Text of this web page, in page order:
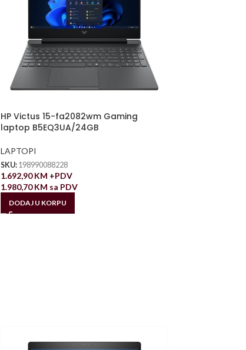
HP Victus 15-fa2082wm Gaming
laptop B5EQ3UA/24GB
LAPTOPI
SKU: 198990088228
1.692,90KM +PDV
1.980,70KM sa PDV
DODAJ U KORPU